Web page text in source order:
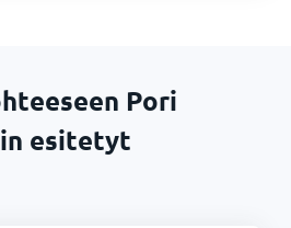
Pori
esitetyt